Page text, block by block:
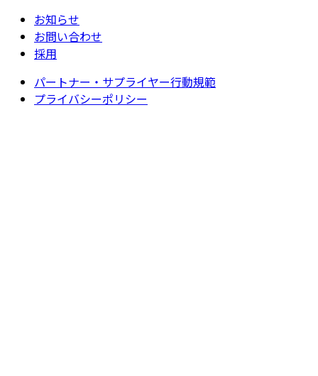
お知らせ
お問い合わせ
採用
パートナー・サプライヤー行動規範
プライバシーポリシー